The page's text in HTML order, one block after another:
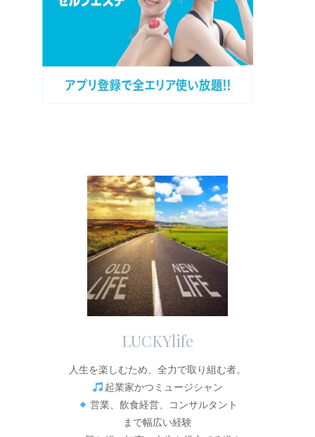
LUCKYlife
人生を楽しむため、全力で取り組む者。
起業家かつミュージシャン
営業、飲食経営、コンサルタント
まで幅広い経験